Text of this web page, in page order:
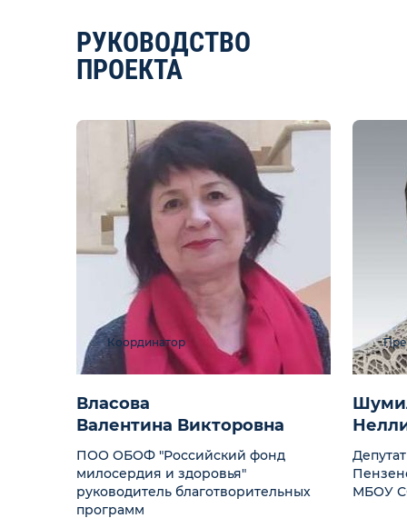
РУКОВОДСТВО
ПРОЕКТА
Координатор
Власова
Валентина Викторовна
ПОО ОБОФ "Российский фонд
милосердия и здоровья"
руководитель благотворительных
программ
МБОУ